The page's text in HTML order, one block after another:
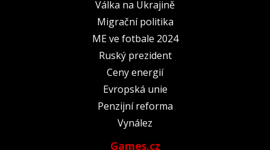
Válka na Ukrajině
Migrační politika
ME ve fotbale 2024
Ruský prezident
Ceny energií
Evropská unie
Penzijní reforma
Vynález
Games.cz